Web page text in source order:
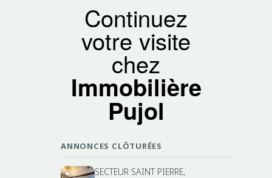
Continuez
votre visite
chez
Immobilière
Pujol
ANNONCES CLÔTURÉES
SECTEUR SAINT PIERRE,